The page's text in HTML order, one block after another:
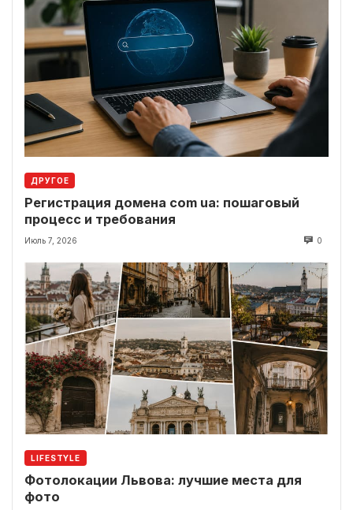
ДРУГОЕ
Регистрация домена com ua: пошаговый
процесс и требования
Июль 7, 2026 0
LIFESTYLE
Фотолокации Львова: лучшие места для
фото